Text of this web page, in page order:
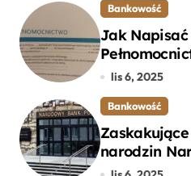
Bankowość
Jak Napisać
Bankowego
lis 6, 2025
Bankowość
narodzin
Polskiego, o